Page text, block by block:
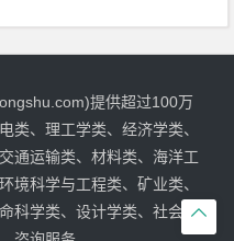

提供超过100万
类、理工学类、经济学类、
通运输类、材料类、海洋工
境科学与工程类、矿业类、
科学类、设计学类、社会学